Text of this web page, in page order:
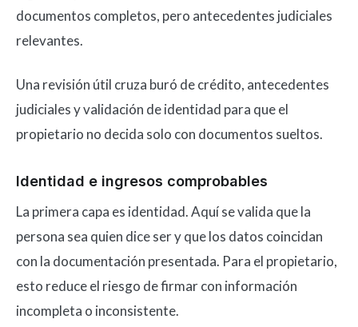
documentos completos, pero antecedentes judiciales
relevantes.
Una revisión útil cruza buró de crédito, antecedentes
judiciales y validación de identidad para que el
propietario no decida solo con documentos sueltos.
Identidad e ingresos comprobables
La primera capa es identidad. Aquí se valida que la
persona sea quien dice ser y que los datos coincidan
con la documentación presentada. Para el propietario,
esto reduce el riesgo de firmar con información
incompleta o inconsistente.